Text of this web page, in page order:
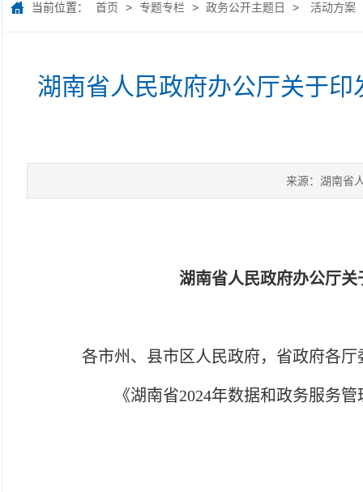
当前位置： 首页 > 专题专栏 > 政务公开主题日 > 活动方案
湖南省人民政府办公厅关于
来源：湖南省
湖南省人民政府办公厅
各市州、县市区人民政府，省政府各
《湖南省2024年数据和政务服务管